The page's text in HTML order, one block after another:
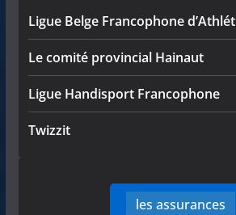
Ligue Belge Francophone
Le comité provincial Hainaut
Ligue Handisport Francophone
Twizzit
les assurances